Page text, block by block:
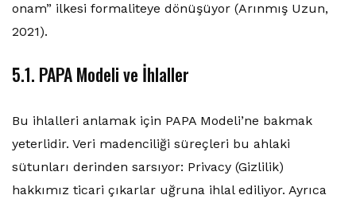
onam” ilkesi formaliteye dönüşüyor (Arınmış Uzun,
2021).
5.1. PAPA Modeli ve İhlaller
Bu ihlalleri anlamak için PAPA Modeli’ne bakmak
yeterlidir. Veri madenciliği süreçleri bu ahlaki
sütunları derinden sarsıyor: Privacy (Gizlilik)
hakkımız ticari çıkarlar uğruna ihlal ediliyor. Ayrıca